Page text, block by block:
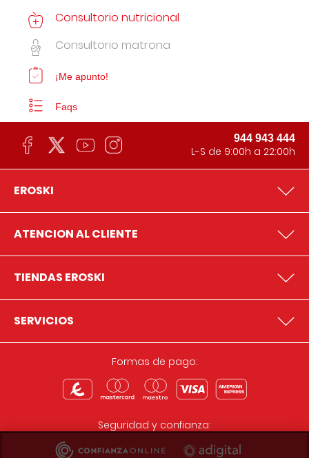
Consultorio nutricional
Consultorio matrona
¡Me apunto!
Faqs
944 943 444
L-S de 9:00h a 22:00h
EROSKI
ATENCION AL CLIENTE
TIENDAS EROSKI
SERVICIOS
Formas de pago:
Seguridad y confianza: